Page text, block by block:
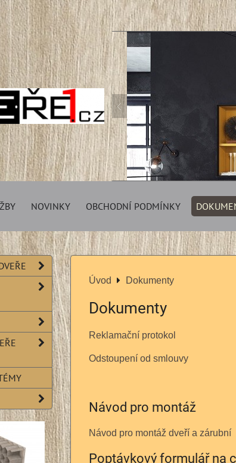
NOVINKY OBCHODNÍ PODMÍNKY
Úvod Dokumenty
Dokumenty
Reklamační protokol
Odstoupení od smlouvy
Návod pro montáž
Návod pro montáž dveří a zárubní
Poptávkový formulář na